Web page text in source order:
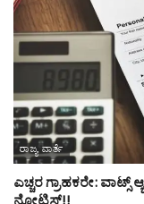
ರಾಜ್ಯ ವಾರ್ತೆ
ಎಚ್ಚರ ಗ್ರಾಹಕರೇ: